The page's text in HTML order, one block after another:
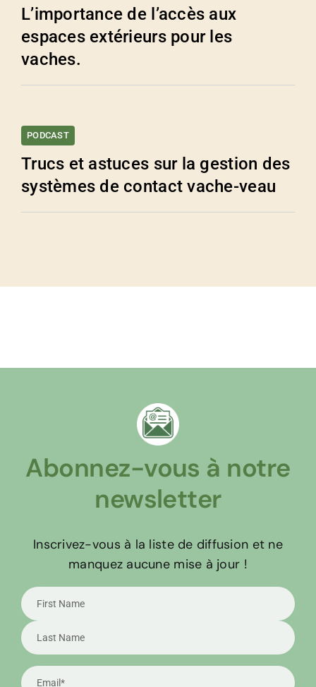
L’importance de l’accès aux
espaces extérieurs pour les
vaches.
PODCAST
Trucs et astuces sur la gestion des
systèmes de contact vache-veau
Abonnez-vous à notre
newsletter
Inscrivez-vous à la liste de diffusion et ne
manquez aucune mise à jour !